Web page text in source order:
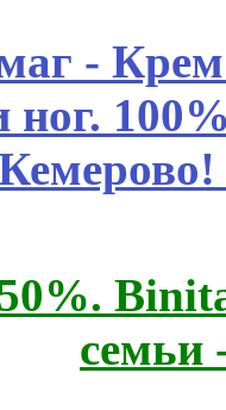
-
ног.
семьи